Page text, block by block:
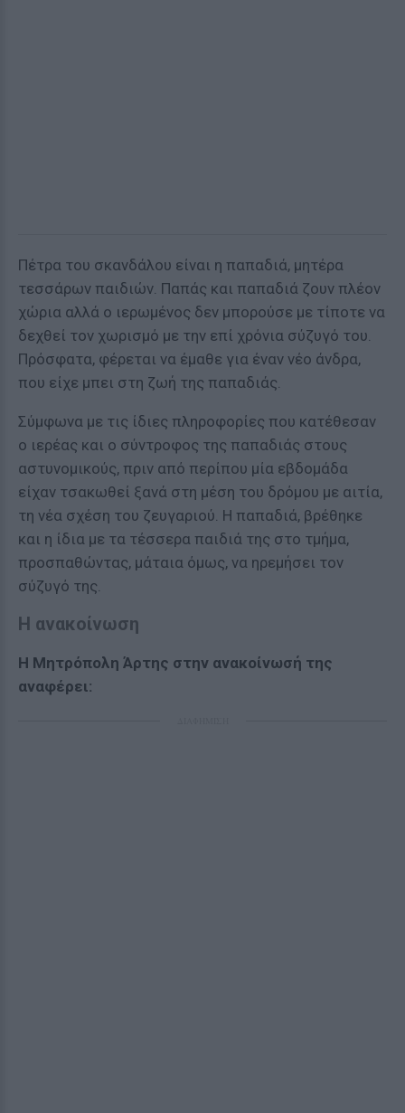
Πέτρα του σκανδάλου είναι η παπαδιά, μητέρα
τεσσάρων παιδιών. Παπάς και παπαδιά ζουν πλέον
χώρια αλλά ο ιερωμένος δεν μπορούσε με τίποτε να
δεχθεί τον χωρισμό με την επί χρόνια σύζυγό του.
Πρόσφατα, φέρεται να έμαθε για έναν νέο άνδρα,
που είχε μπει στη ζωή της παπαδιάς.
Σύμφωνα με τις ίδιες πληροφορίες που κατέθεσαν
ο ιερέας και ο σύντροφος της παπαδιάς στους
αστυνομικούς, πριν από περίπου μία εβδομάδα
είχαν τσακωθεί ξανά στη μέση του δρόμου με αιτία,
τη νέα σχέση του ζευγαριού. Η παπαδιά, βρέθηκε
και η ίδια με τα τέσσερα παιδιά της στο τμήμα,
προσπαθώντας, μάταια όμως, να ηρεμήσει τον
σύζυγό της.
Η ανακοίνωση
Η Μητρόπολη Άρτης στην ανακοίνωσή της
αναφέρει: